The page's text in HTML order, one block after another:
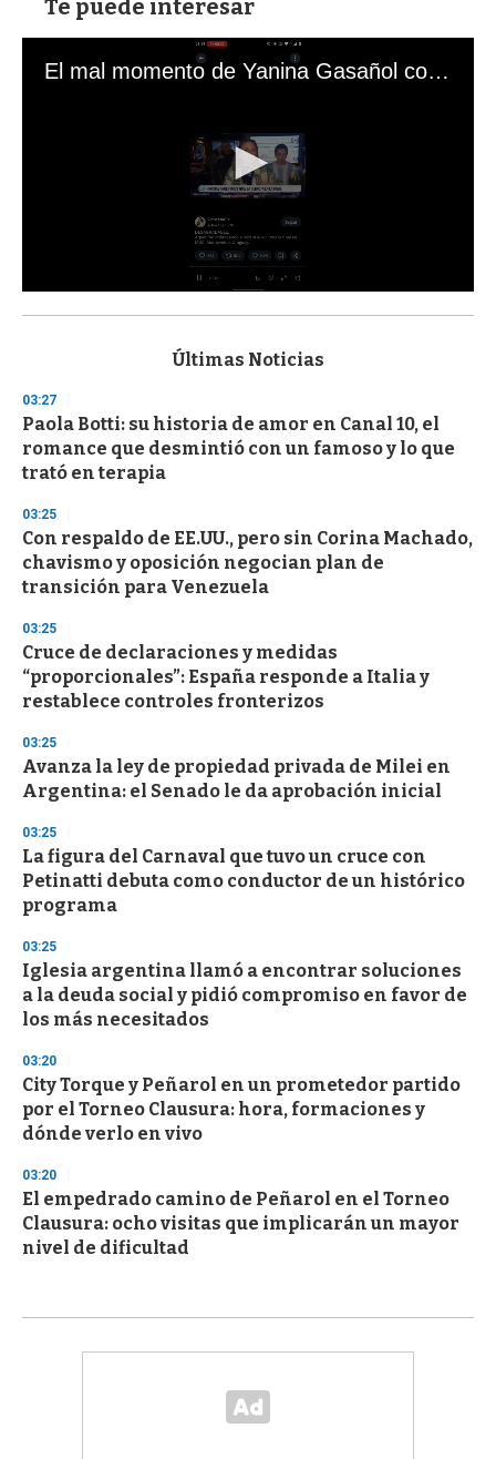
Te puede interesar
El mal momento de Yanina Gasañol con un hincha argentino en "Subrayado"
s
d
s
o
f
3
s
e
c
o
n
s
Últimas Noticias
03:27
Paola Botti: su historia de amor en Canal 10, el
romance que desmintió con un famoso y lo que
trató en terapia
03:25
Con respaldo de EE.UU., pero sin Corina Machado,
chavismo y oposición negocian plan de
transición para Venezuela
03:25
Cruce de declaraciones y medidas
“proporcionales”: España responde a Italia y
restablece controles fronterizos
03:25
Avanza la ley de propiedad privada de Milei en
Argentina: el Senado le da aprobación inicial
03:25
La figura del Carnaval que tuvo un cruce con
Petinatti debuta como conductor de un histórico
programa
03:25
Iglesia argentina llamó a encontrar soluciones
a la deuda social y pidió compromiso en favor de
los más necesitados
03:20
City Torque y Peñarol en un prometedor partido
por el Torneo Clausura: hora, formaciones y
dónde verlo en vivo
03:20
El empedrado camino de Peñarol en el Torneo
Clausura: ocho visitas que implicarán un mayor
nivel de dificultad